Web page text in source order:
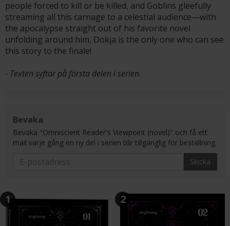
people forced to kill or be killed, and Goblins gleefully
streaming all this carnage to a celestial audience—with
the apocalypse straight out of his favorite novel
unfolding around him, Dokja is the only one who can see
this story to the finale!
- Texten syftar på första delen i serien.
Bevaka
Bevaka "Omniscient Reader's Viewpoint (novel)" och få ett
mail varje gång en ny del i serien blir tillgänglig för beställning.
Skicka
1 2